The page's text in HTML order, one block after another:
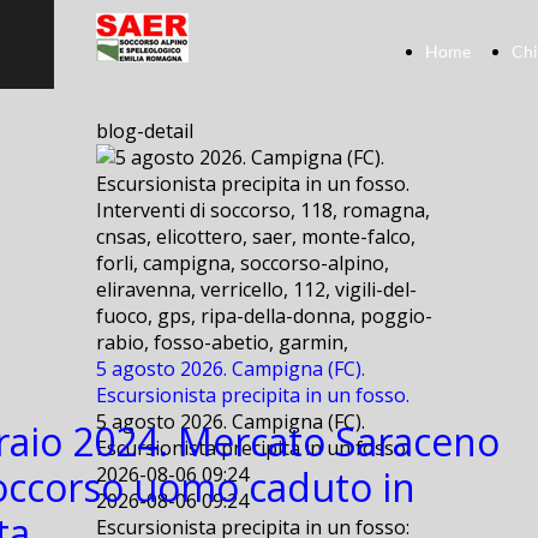
Home
blog-detail
Interventi di soccorso, 118, romagna,
cnsas, elicottero, saer, monte-falco,
forli, campigna, soccorso-alpino,
eliravenna, verricello, 112, vigili-del-
fuoco, gps, ripa-della-donna, poggio-
rabio, fosso-abetio, garmin,
5 agosto 2026. Campigna (FC).
Escursionista precipita in un fosso.
5 agosto 2026. Campigna (FC).
Escursionista precipita in un fosso.
2026-08-06 09:24
2026-08-06 09:24
Escursionista precipita in un fosso:
2024. Mercato Saraceno
uomo caduto in